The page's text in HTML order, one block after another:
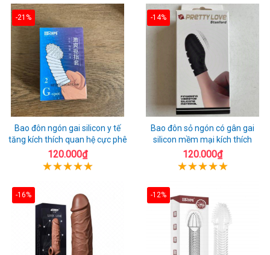
-21%
Bao đôn ngón gai silicon y tế
tăng kích thích quan hệ cực phê
120.000₫
-14%
Bao đôn sỏ ngón có gân gai
silicon mềm mại kích thích
120.000₫
-16% -12%